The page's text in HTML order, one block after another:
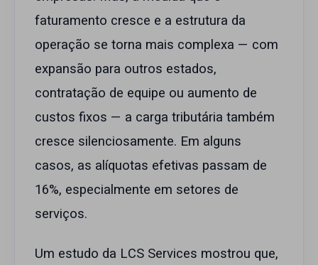
faturamento cresce e a estrutura da
operação se torna mais complexa — com
expansão para outros estados,
contratação de equipe ou aumento de
custos fixos — a carga tributária também
cresce silenciosamente. Em alguns
casos, as alíquotas efetivas passam de
16%, especialmente em setores de
serviços.
Um estudo da LCS Services mostrou que,